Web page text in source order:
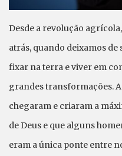
Desde a revolução
atrás, quando deixamos de
fixar na terra e viver em
grandes transformações.
chegaram e criaram a
de Deus e que alguns
eram a única ponte entre